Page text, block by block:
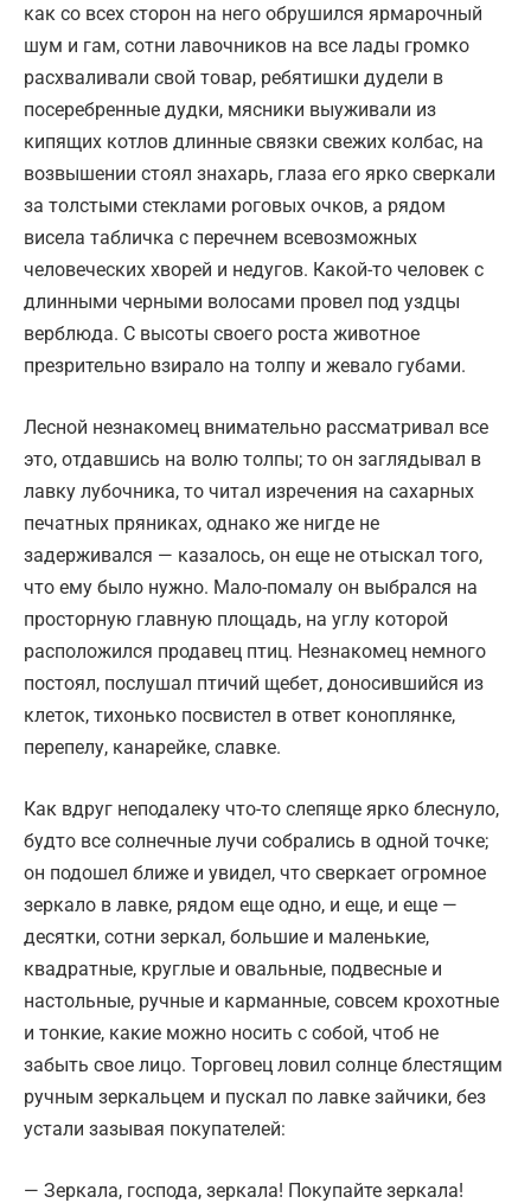
как со всех сторон на него обрушился ярмарочный
шум и гам, сотни лавочников на все лады громко
расхваливали свой товар, ребятишки дудели в
посеребренные дудки, мясники выуживали из
кипящих котлов длинные связки свежих колбас, на
возвышении стоял знахарь, глаза его ярко сверкали
за толстыми стеклами роговых очков, а рядом
висела табличка с перечнем всевозможных
человеческих хворей и недугов. Какой-то человек с
длинными черными волосами провел под уздцы
верблюда. С высоты своего роста животное
презрительно взирало на толпу и жевало губами.
Лесной незнакомец внимательно рассматривал все
это, отдавшись на волю толпы; то он заглядывал в
лавку лубочника, то читал изречения на сахарных
печатных пряниках, однако же нигде не
задерживался — казалось, он еще не отыскал того,
что ему было нужно. Мало-помалу он выбрался на
просторную главную площадь, на углу которой
расположился продавец птиц. Незнакомец немного
постоял, послушал птичий щебет, доносившийся из
клеток, тихонько посвистел в ответ коноплянке,
перепелу, канарейке, славке.
Как вдруг неподалеку что-то слепяще ярко блеснуло,
будто все солнечные лучи собрались в одной точке;
он подошел ближе и увидел, что сверкает огромное
зеркало в лавке, рядом еще одно, и еще, и еще —
десятки, сотни зеркал, большие и маленькие,
квадратные, круглые и овальные, подвесные и
настольные, ручные и карманные, совсем крохотные
и тонкие, какие можно носить с собой, чтоб не
забыть свое лицо. Торговец ловил солнце блестящим
ручным зеркальцем и пускал по лавке зайчики, без
устали зазывая покупателей:
— Зеркала, господа, зеркала! Покупайте зеркала!